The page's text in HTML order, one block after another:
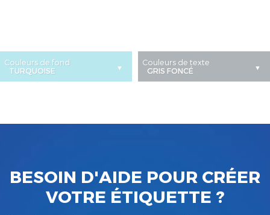
Couleurs de fond Couleurs de texte
BESOIN D'AIDE POUR CRÉER
VOTRE ÉTIQUETTE ?